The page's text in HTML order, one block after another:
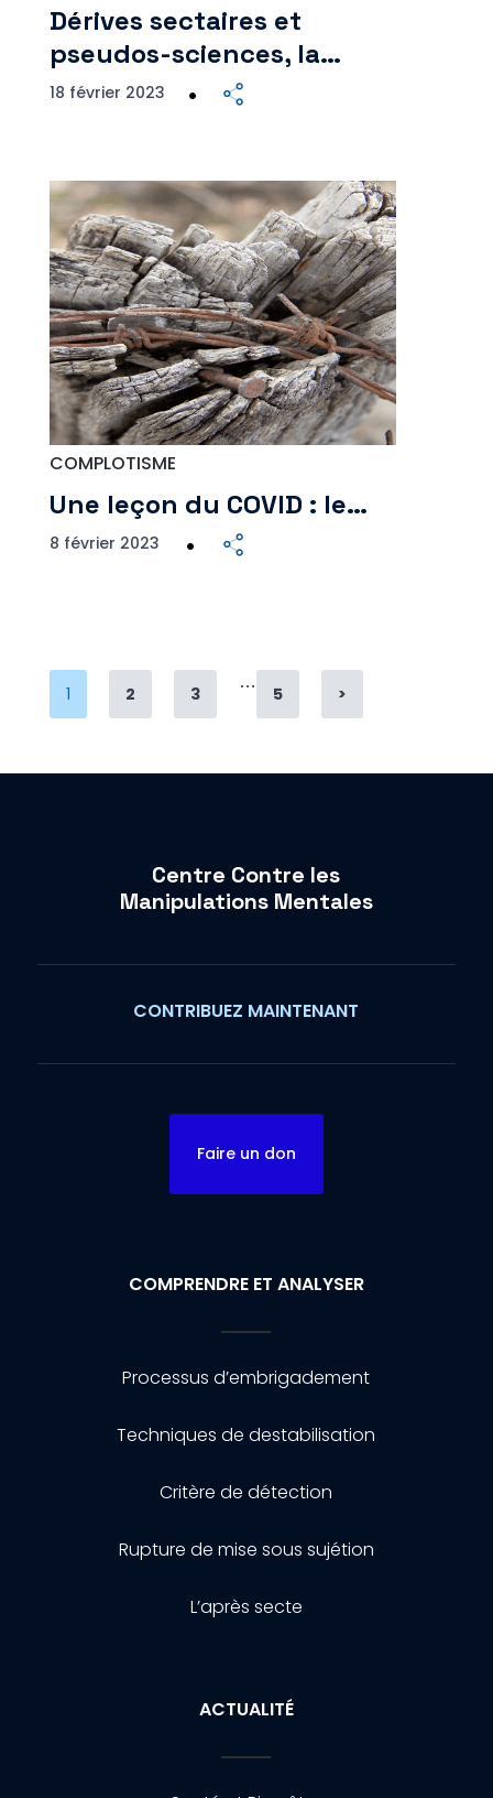
Dérives sectaires et
pseudos-sciences, la…
18 février 2023
COMPLOTISME
Une leçon du COVID : le…
8 février 2023
Page
1 Page
2 Page
3
…
Page
5 >
Centre Contre les
Manipulations Mentales
CONTRIBUEZ MAINTENANT
Faire un don
COMPRENDRE ET ANALYSER
Processus d’embrigadement
Techniques de destabilisation
Critère de détection
Rupture de mise sous sujétion
L’après secte
ACTUALITÉ